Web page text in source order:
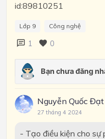
id:89810251
Lớp 9 Công nghệ
1 0
Nguyễn Quốc Đạt
27 tháng 4 2024
- Tạo điều kiện cho sự